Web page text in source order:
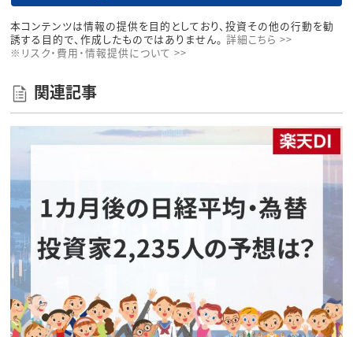
本コンテンツは情報の提供を目的としており、投資その他の行動を勧
誘する目的で、作成したものではありません。 詳細こちら >>
※リスク・費用・情報提供について >>
関連記事